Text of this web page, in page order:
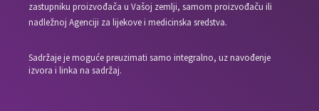
zastupniku proizvođača u Vašoj zemlji, samom proizvođaču ili
nadležnoj Agenciji za lijekove i medicinska sredstva.
Sadržaje je moguće preuzimati samo integralno, uz navođenje
izvora i linka na sadržaj.